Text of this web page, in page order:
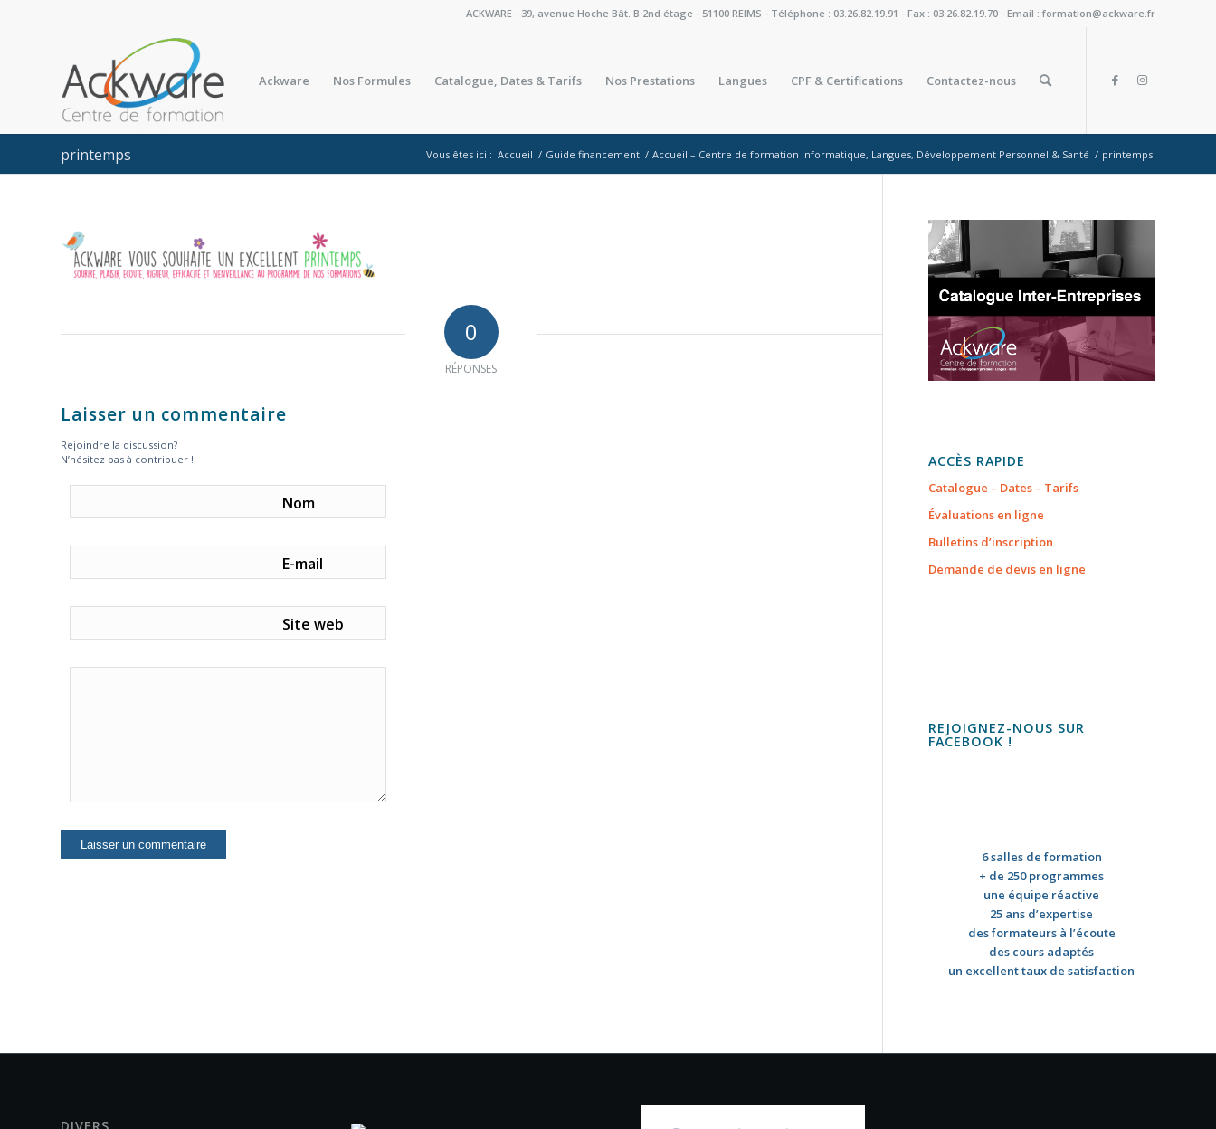
ACKWARE - 39, avenue Hoche Bât. B 2nd étage - 51100 REIMS - Téléphone : 03.26.82.19.91 - Fax : 03.26.82.19.70 - Email : formation@ackware.fr
Ackware Nos Formules Catalogue, Dates & Tarifs Nos Prestations Langues CPF & Certifications Contactez-nous
printemps Vous êtes ici : Accueil / Guide financement / Accueil – Centre de formation Informatique, Langues, Développement Personnel & Santé / printemps
0
RÉPONSES
Laisser un commentaire
Rejoindre la discussion?
N’hésitez pas à contribuer !
Nom
E-mail
Site web
ACCÈS RAPIDE
Catalogue – Dates – Tarifs
Évaluations en ligne
Bulletins d’inscription
Demande de devis en ligne
REJOIGNEZ-NOUS SUR
FACEBOOK !
6 salles de formation
+ de 250 programmes
une équipe réactive
25 ans d’expertise
des formateurs à l’écoute
des cours adaptés
un excellent taux de satisfaction
DIVERS